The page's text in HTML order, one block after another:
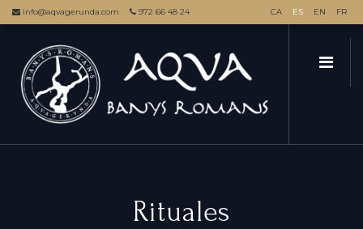
info@aqvagerunda.com 972 66 48 24 CA ES EN FR
Rituales